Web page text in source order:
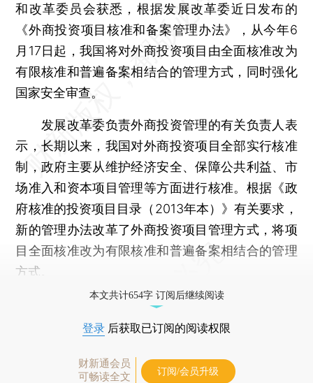
和改革委员会获悉，根据发展改革委近日发布的
《外商投资项目核准和备案管理办法》，从今年6
月17日起，我国将对外商投资项目由全面核准改为
有限核准和普遍备案相结合的管理方式，同时强化
国家安全审查。
发展改革委负责外商投资管理的有关负责人表
示，长期以来，我国对外商投资项目全部实行核准
制，政府主要从维护经济安全、保障公共利益、市
场准入和资本项目管理等方面进行核准。根据《政
府核准的投资项目目录（2013年本）》有关要求，
新的管理办法改革了外商投资项目管理方式，将项
目全面核准改为有限核准和普遍备案相结合的管理
方式。
本文共计654字 订阅后继续阅读
登录 后获取已订阅的阅读权限
财新通会员
可畅读全文
订阅/会员升级